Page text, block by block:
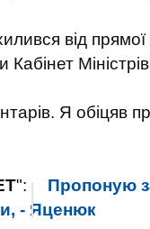
від
Я обіцяв
":
Пропоную
- Яценюк